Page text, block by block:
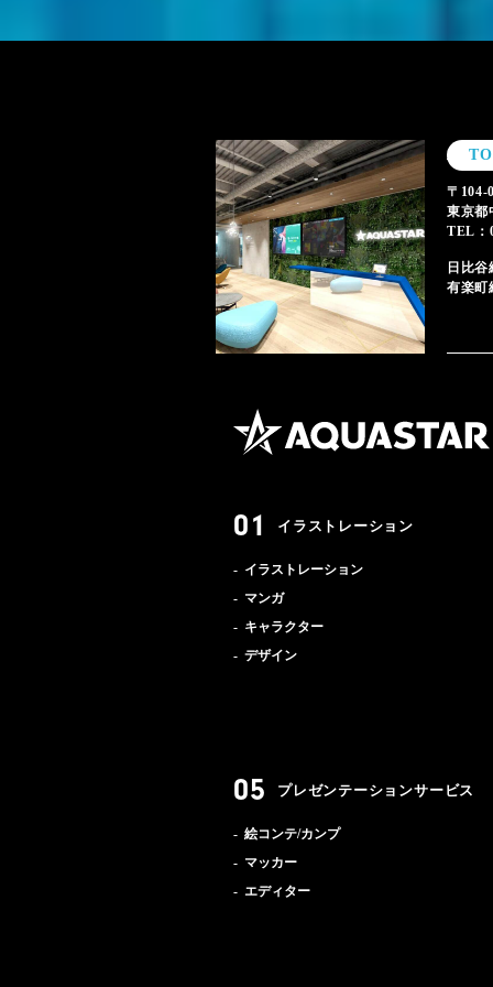
〒104-
東京都
TEL：
日比
有楽
イラストレーション
イラストレーション
マンガ
キャラクター
デザイン
プレゼンテーションサービス
絵コンテ/カンプ
マッカー
エディター